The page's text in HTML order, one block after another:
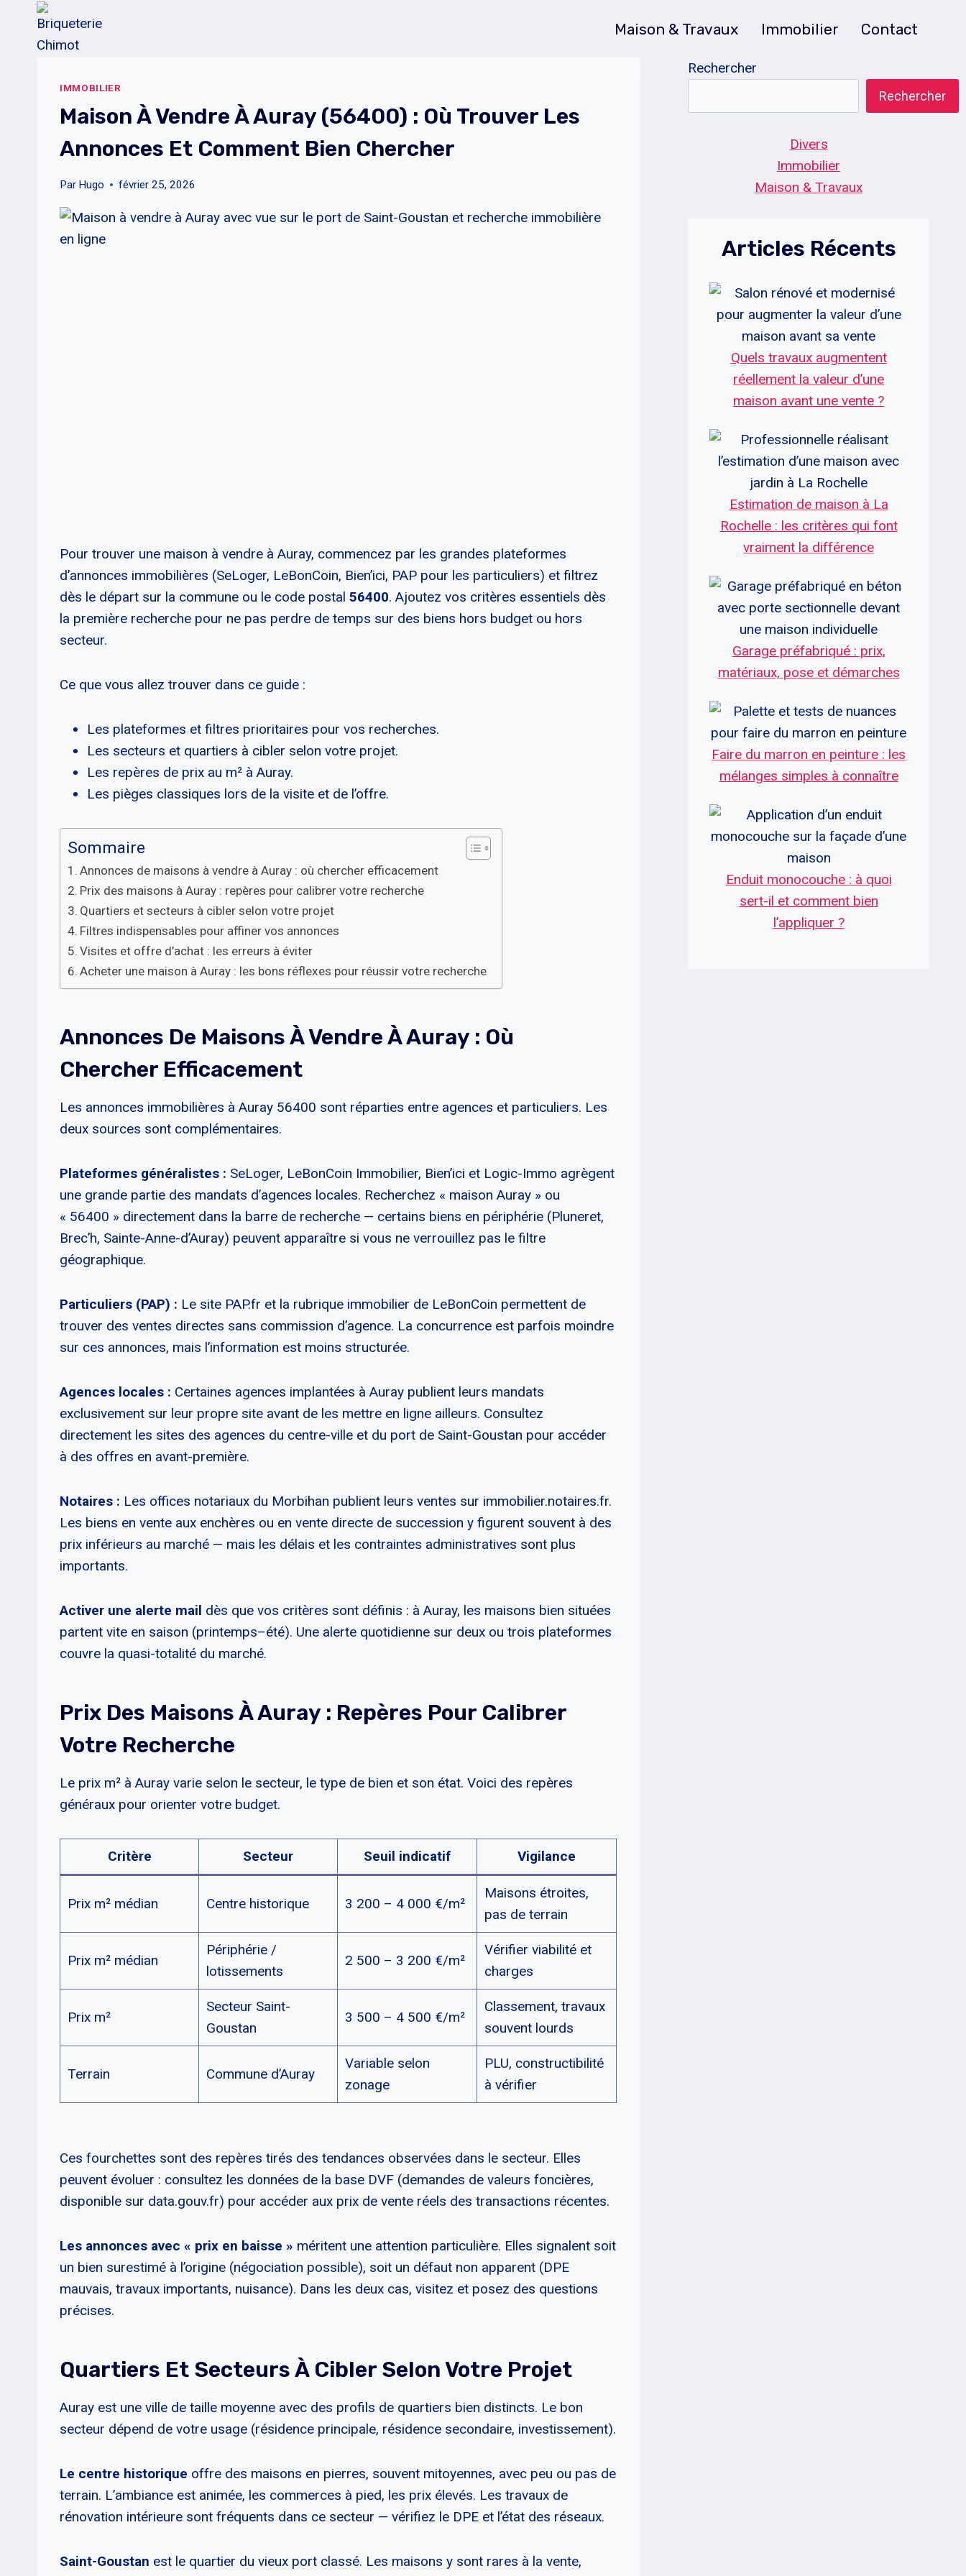
contenu
Maison & Travaux Immobilier Contact
IMMOBILIER
Maison À Vendre À Auray (56400) : Où Trouver Les
Annonces Et Comment Bien Chercher
Par Hugo février 25, 2026
Pour trouver une maison à vendre à Auray, commencez par les grandes plateformes
d’annonces immobilières (SeLoger, LeBonCoin, Bien’ici, PAP pour les particuliers) et filtrez
dès le départ sur la commune ou le code postal 56400. Ajoutez vos critères essentiels dès
la première recherche pour ne pas perdre de temps sur des biens hors budget ou hors
secteur.
Ce que vous allez trouver dans ce guide :
Les plateformes et filtres prioritaires pour vos recherches.
Les secteurs et quartiers à cibler selon votre projet.
Les repères de prix au m² à Auray.
Les pièges classiques lors de la visite et de l’offre.
Sommaire
Annonces de maisons à vendre à Auray : où chercher efficacement
Prix des maisons à Auray : repères pour calibrer votre recherche
Quartiers et secteurs à cibler selon votre projet
Filtres indispensables pour affiner vos annonces
Visites et offre d’achat : les erreurs à éviter
Acheter une maison à Auray : les bons réflexes pour réussir votre recherche
Annonces De Maisons À Vendre À Auray : Où
Chercher Efficacement
Les annonces immobilières à Auray 56400 sont réparties entre agences et particuliers. Les
deux sources sont complémentaires.
Plateformes généralistes : SeLoger, LeBonCoin Immobilier, Bien’ici et Logic-Immo agrègent
une grande partie des mandats d’agences locales. Recherchez « maison Auray » ou
« 56400 » directement dans la barre de recherche — certains biens en périphérie (Pluneret,
Brec’h, Sainte-Anne-d’Auray) peuvent apparaître si vous ne verrouillez pas le filtre
géographique.
Particuliers (PAP) : Le site PAP.fr et la rubrique immobilier de LeBonCoin permettent de
trouver des ventes directes sans commission d’agence. La concurrence est parfois moindre
sur ces annonces, mais l’information est moins structurée.
Agences locales : Certaines agences implantées à Auray publient leurs mandats
exclusivement sur leur propre site avant de les mettre en ligne ailleurs. Consultez
directement les sites des agences du centre-ville et du port de Saint-Goustan pour accéder
à des offres en avant-première.
Notaires : Les offices notariaux du Morbihan publient leurs ventes sur immobilier.notaires.fr.
Les biens en vente aux enchères ou en vente directe de succession y figurent souvent à des
prix inférieurs au marché — mais les délais et les contraintes administratives sont plus
importants.
Activer une alerte mail dès que vos critères sont définis : à Auray, les maisons bien situées
partent vite en saison (printemps–été). Une alerte quotidienne sur deux ou trois plateformes
couvre la quasi-totalité du marché.
Prix Des Maisons À Auray : Repères Pour Calibrer
Votre Recherche
Le prix m² à Auray varie selon le secteur, le type de bien et son état. Voici des repères
généraux pour orienter votre budget.
Critère Secteur Seuil indicatif Vigilance
Prix m² médian Centre historique 3 200 – 4 000 €/m²
Maisons étroites,
pas de terrain
Prix m² médian
Périphérie /
lotissements
2 500 – 3 200 €/m²
Vérifier viabilité et
charges
Prix m²
Secteur Saint-
Goustan
3 500 – 4 500 €/m²
Classement, travaux
souvent lourds
Terrain Commune d’Auray
Variable selon
zonage
PLU, constructibilité
à vérifier
Ces fourchettes sont des repères tirés des tendances observées dans le secteur. Elles
peuvent évoluer : consultez les données de la base DVF (demandes de valeurs foncières,
disponible sur data.gouv.fr) pour accéder aux prix de vente réels des transactions récentes.
Les annonces avec « prix en baisse » méritent une attention particulière. Elles signalent soit
un bien surestimé à l’origine (négociation possible), soit un défaut non apparent (DPE
mauvais, travaux importants, nuisance). Dans les deux cas, visitez et posez des questions
précises.
Quartiers Et Secteurs À Cibler Selon Votre Projet
Auray est une ville de taille moyenne avec des profils de quartiers bien distincts. Le bon
secteur dépend de votre usage (résidence principale, résidence secondaire, investissement).
Le centre historique offre des maisons en pierres, souvent mitoyennes, avec peu ou pas de
terrain. L’ambiance est animée, les commerces à pied, les prix élevés. Les travaux de
rénovation intérieure sont fréquents dans ce secteur — vérifiez le DPE et l’état des réseaux.
Saint-Goustan est le quartier du vieux port classé. Les maisons y sont rares à la vente,
Rechercher
Rechercher
Divers
Immobilier
Maison & Travaux
Articles Récents
Quels travaux augmentent
réellement la valeur d’une
maison avant une vente ?
Estimation de maison à La
Rochelle : les critères qui font
vraiment la différence
Garage préfabriqué : prix,
matériaux, pose et démarches
Faire du marron en peinture : les
mélanges simples à connaître
Enduit monocouche : à quoi
sert-il et comment bien
l’appliquer ?